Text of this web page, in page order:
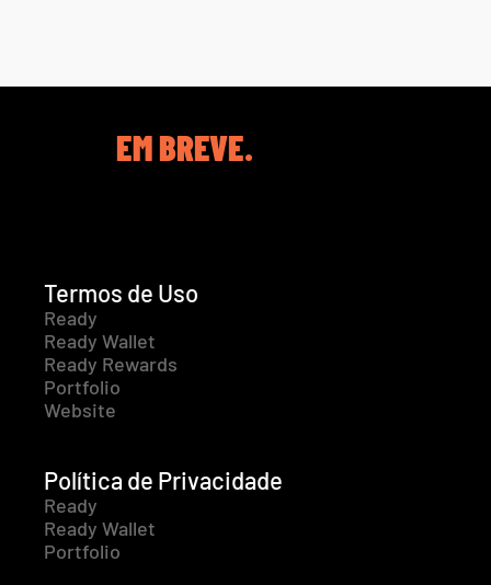
EM BREVE.
Termos de Uso
Ready
Ready Wallet
Ready Rewards
Portfolio
Website
Política de Privacidade
Ready
Ready Wallet
Portfolio